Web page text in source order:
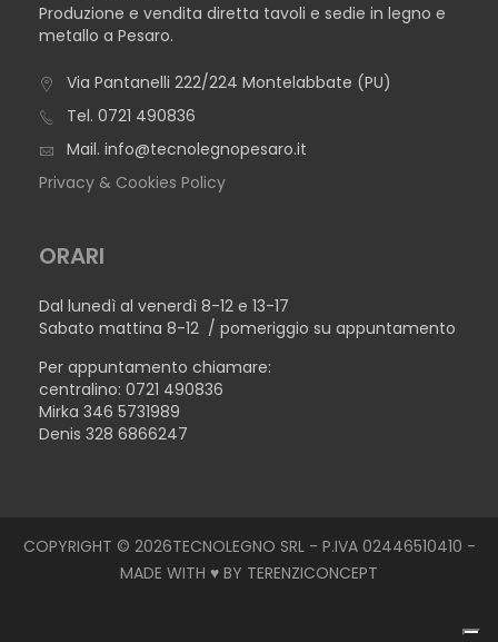
Produzione e vendita diretta tavoli e sedie in legno e
metallo a Pesaro.
Via Pantanelli 222/224 Montelabbate (PU)
Tel. 0721 490836
Mail. info@tecnolegnopesaro.it
Privacy & Cookies Policy
ORARI
Dal lunedì al venerdì 8-12 e 13-17
Sabato mattina 8-12 / pomeriggio su appuntamento
Per appuntamento chiamare:
centralino: 0721 490836
Mirka 346 5731989
Denis 328 6866247
COPYRIGHT © 2026TECNOLEGNO SRL - P.IVA 02446510410 -
MADE WITH ♥ BY TERENZICONCEPT